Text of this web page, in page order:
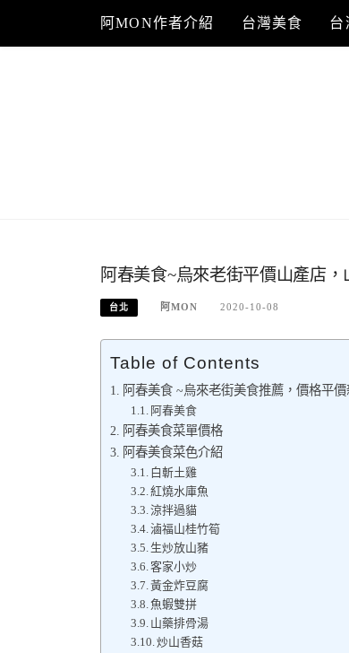
content
阿MON作者介紹 台灣美食 台
阿春美食~烏來老街平價山產店
台北 阿MON 2020-10-08
Table of Contents
阿春美食 ~烏來老街美食推薦，價格平
阿春美食
阿春美食菜單價格
阿春美食菜色介紹
白斬土雞
紅燒水庫魚
涼拌過貓
滷福山桂竹筍
生炒放山豬
客家小炒
黃金炸豆腐
魚蝦雙拼
山藥排骨湯
炒山香菇